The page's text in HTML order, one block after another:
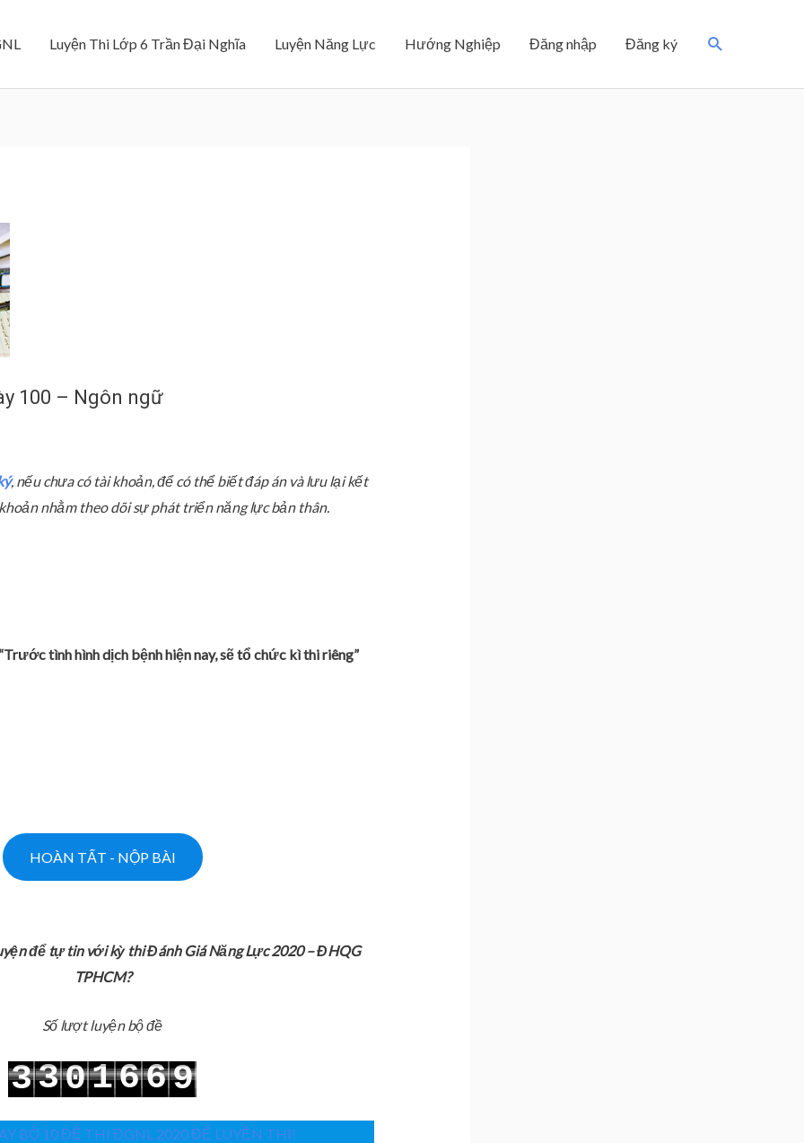
Luyện Thi Lớp 6 Trần Đại Nghĩa Luyện Năng Lực Hướng Nghiệp Đăng nhập Đăng ký Search
100 – Ngôn ngữ
, nếu chưa có tài khoản, để có thể biết đáp án và lưu lại kết
nhằm theo dõi sự phát triển năng lực bản thân.
tình hình dịch bệnh hiện nay, sẽ tổ chức kì thi riêng”
để tự tin với kỳ thi Đánh Giá Năng Lực 2020 – ĐHQG
TPHCM?
Số lượt luyện bộ đề
3
4
3
4
0
1
1
2
6
7
6
70
9
BỘ 10 ĐỀ THI ĐGNL 2020 ĐỂ LUYỆN THI!